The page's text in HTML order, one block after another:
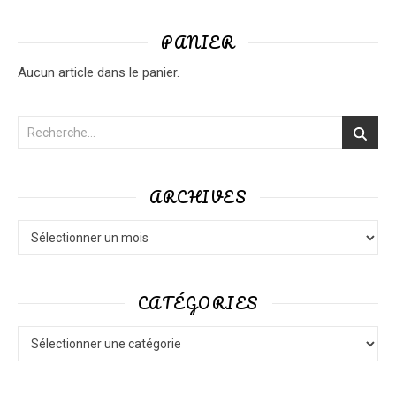
PANIER
Aucun article dans le panier.
ARCHIVES
CATÉGORIES